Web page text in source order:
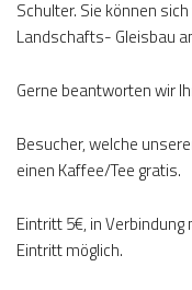
Schulter. Sie können
Landschafts- Gleisbau
Gerne beantworten wir
Besucher, welche
einen Kaffee/Tee gratis.
Eintritt 5€, in
Eintritt möglich.